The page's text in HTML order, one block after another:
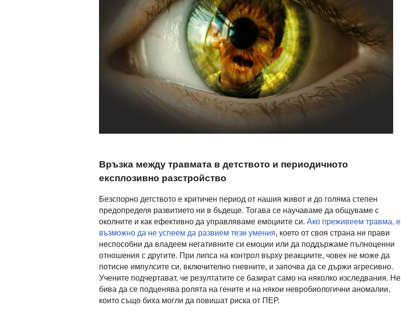
Връзка между травмата в детството и периодичното
експлозивно разстройство
Безспорно детството е критичен период от нашия живот и до голяма степен
предопределя развитието ни в бъдеще. Тогава се научаваме да общуваме с
околните и как ефективно да управляваме емоциите си. Ако преживеем травма, е
възможно да не успеем да развием тези умения, което от своя страна ни прави
неспособни да владеем негативните си емоции или да поддържаме пълноценни
отношения с другите. При липса на контрол върху реакциите, човек не може да
потисне импулсите си, включително гневните, и започва да се държи агресивно.
Учените подчертават, че резултатите се базират само на няколко изследвания. Не
бива да се подценява ролята на гените и на някои невробиологични аномалии,
които също биха могли да повишат риска от ПЕР.